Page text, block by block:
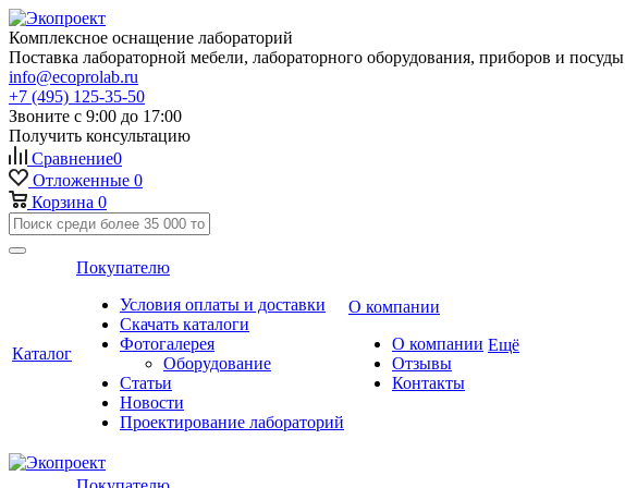
Комплексное оснащение лабораторий
Поставка лабораторной мебели, лабораторного оборудования, приборов и посуды
info@ecoprolab.ru
+7 (495) 125-35-50
Звоните с 9:00 до 17:00
Получить консультацию
Сравнение0
Отложенные 0
Корзина 0
Каталог
Покупателю
Условия оплаты и доставки
Скачать каталоги
Фотогалерея
Оборудование
Статьи
Новости
Проектирование лабораторий
О компании
О компании
Отзывы
Контакты
Ещё